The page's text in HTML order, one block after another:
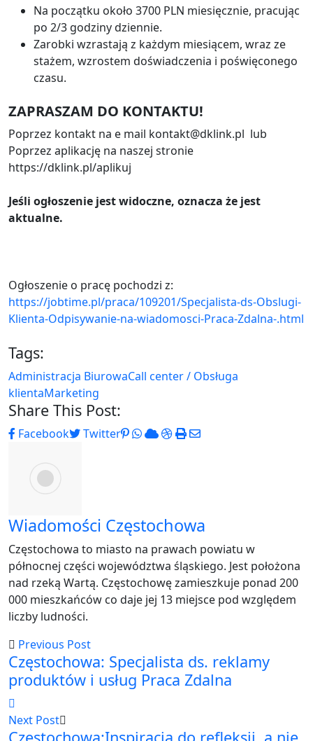
Na początku około 3700 PLN miesięcznie, pracując
po 2/3 godziny dziennie.
Zarobki wzrastają z każdym miesiącem, wraz ze
stażem, wzrostem doświadczenia i poświęconego
czasu.
ZAPRASZAM DO KONTAKTU!
Poprzez kontakt na e mail kontakt@dklink.pl lub
Poprzez aplikację na naszej stronie
https://dklink.pl/aplikuj
Jeśli ogłoszenie jest widoczne, oznacza że jest
aktualne.
Ogłoszenie o pracę pochodzi z:
https://jobtime.pl/praca/109201/Specjalista-ds-Obslugi-
Klienta-Odpisywanie-na-wiadomosci-Praca-Zdalna-.html
Tags:
Administracja BiurowaCall center / Obsługa
klientaMarketing
Share This Post:
Facebook Twitter Pinterest
Whatsapp
CloudStumbleUpon
PrintShare
Wiadomości Częstochowa
Częstochowa to miasto na prawach powiatu w
północnej części województwa śląskiego. Jest położona
nad rzeką Wartą. Częstochowę zamieszkuje ponad 200
000 mieszkańców co daje jej 13 miejsce pod względem
liczby ludności.
Previous Post
Częstochowa: Specjalista ds. reklamy
produktów i usług Praca Zdalna
Next Post
Częstochowa:Inspiracja do refleksji, a nie